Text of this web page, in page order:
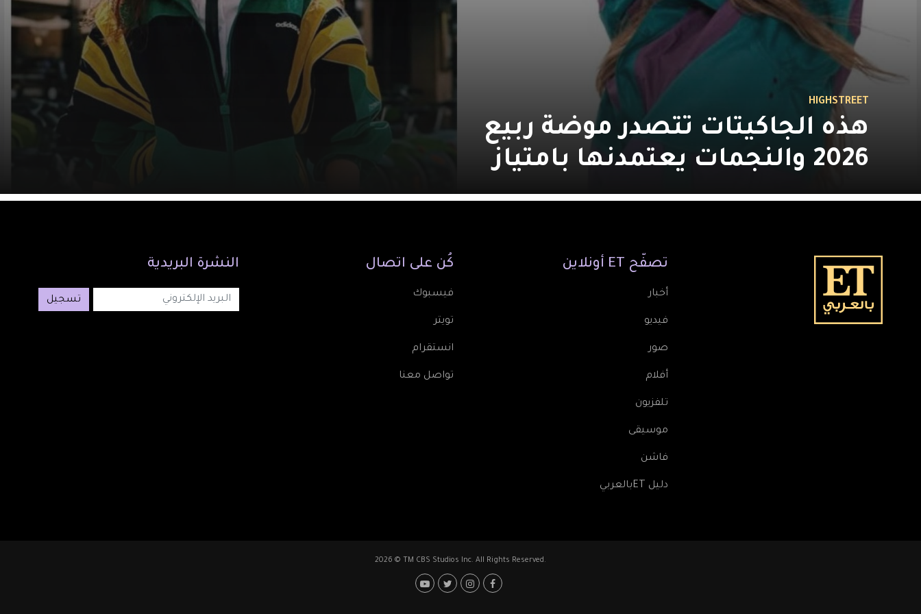
HIGHSTREET
هذه الجاكيتات تتصدر موضة ربيع
2026 والنجمات يعتمدنها بامتياز
تصفّح ET أونلاين
أخبار
فيديو
صور
أفلام
تلفزيون
موسيقى
فاشن
دليل ETبالعربي
كُن على اتصال
فيسبوك
تويتر
انستقرام
تواصل معنا
النشرة البريدية
تسجيل
2026 © TM CBS Studios Inc. All Rights Reserved.